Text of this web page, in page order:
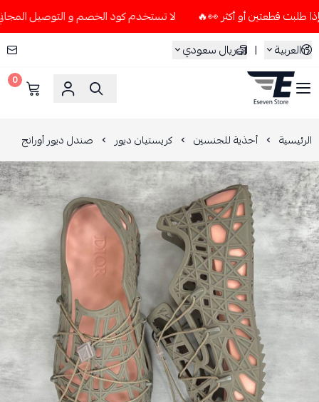
لا تستخدم كود الخصم و التوصيل المجاني " N7 " إلا إذا طلبت قطعتين أو أكثر 👀🔥
العربية
| ريال سعودي
ESEVEN STORE
0
الرئيسية أحذية للجنسين كريستيان ديور صندل ديور أورانج